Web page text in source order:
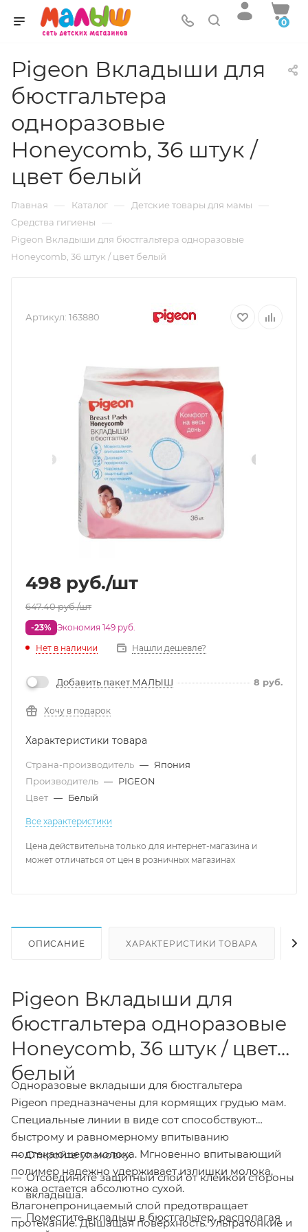
0
Pigeon Вкладыши для
бюстгальтера
одноразовые
Honeycomb, 36 штук /
цвет белый
Главная — Каталог — Детские товары для мамы —
Средства гигиены —
Pigeon Вкладыши для бюстгальтера одноразовые
Honeycomb, 36 штук / цвет белый
Артикул: 163880
498 руб./шт
647.40руб./шт
-23% Экономия 149 руб.
Нет в наличии
Нашли дешевле?
Добавить пакет МАЛЫШ 8 руб.
Хочу в подарок
Характеристики товара
Страна-производитель — Япония
Производитель — PIGEON
Цвет — Белый
Все характеристики
Цена действительна только для интернет-магазина и
может отличаться от цен в розничных магазинах
ОПИСАНИЕ ХАРАКТЕРИСТИКИ ТОВАРА
Pigeon Вкладыши для
бюстгальтера одноразовые
Honeycomb, 36 штук / цвет
белый
Одноразовые вкладыши для бюстгальтера
Pigeon предназначены для кормящих грудью мам.
Специальные линии в виде сот способствуют
быстрому и равномерному впитыванию
подтекающего молока. Мгновенно впитывающий
полимер надежно удерживает излишки молока,
кожа остается абсолютно сухой.
Влагонепроницаемый слой предотвращает
протекание. Дышащая поверхность. Ультратонкие и
Откройте упаковку.
Отсоедините защитный слой от клейкой стороны
вкладыша.
Поместите вкладыш в бюстгальтер, располагая